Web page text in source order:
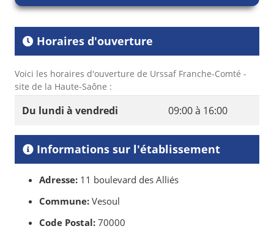
Horaires d'ouverture
Voici les horaires d'ouverture de Urssaf Franche-Comté -
site de la Haute-Saône :
Du lundi à vendredi 09:00 à 16:00
Informations sur l'établissement
Adresse: 11 boulevard des Alliés
Commune: Vesoul
Code Postal: 70000